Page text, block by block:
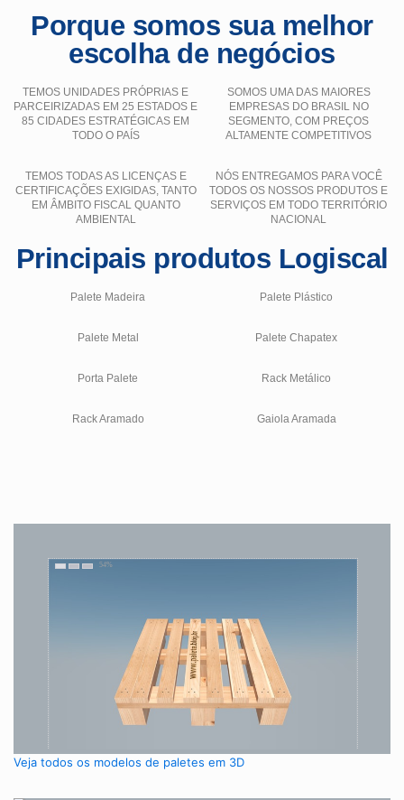
Porque somos sua melhor
escolha de negócios
TEMOS UNIDADES PRÓPRIAS E
PARCEIRIZADAS EM 25 ESTADOS E
85 CIDADES ESTRATÉGICAS EM
TODO O PAÍS
SOMOS UMA DAS MAIORES
EMPRESAS DO BRASIL NO
SEGMENTO, COM PREÇOS
ALTAMENTE COMPETITIVOS
TEMOS TODAS AS LICENÇAS E
CERTIFICAÇÕES EXIGIDAS, TANTO
EM ÂMBITO FISCAL QUANTO
AMBIENTAL
NÓS ENTREGAMOS PARA VOCÊ
TODOS OS NOSSOS PRODUTOS E
SERVIÇOS EM TODO TERRITÓRIO
NACIONAL
Principais produtos Logiscal
Palete Madeira Palete Plástico
Palete Metal Palete Chapatex
Porta Palete Rack Metálico
Rack Aramado Gaiola Aramada
Veja todos os modelos de paletes em 3D